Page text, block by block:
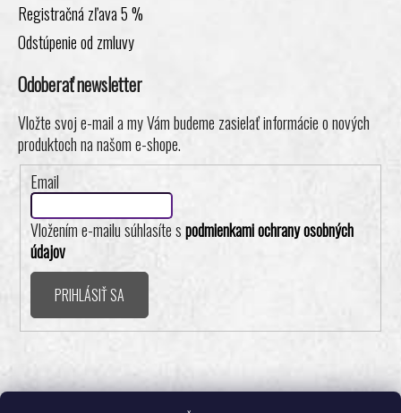
Registračná zľava 5 %
Odstúpenie od zmluvy
Odoberať newsletter
Vložte svoj e-mail a my Vám budeme zasielať informácie o nových
produktoch na našom e-shope.
Email
Vložením e-mailu súhlasíte spodmienkami ochrany osobných
údajov
PRIHLÁSIŤ SA
Realizovalo štúdio ADATELIER